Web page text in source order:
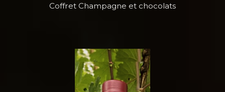
Coffret Champagne et chocolats